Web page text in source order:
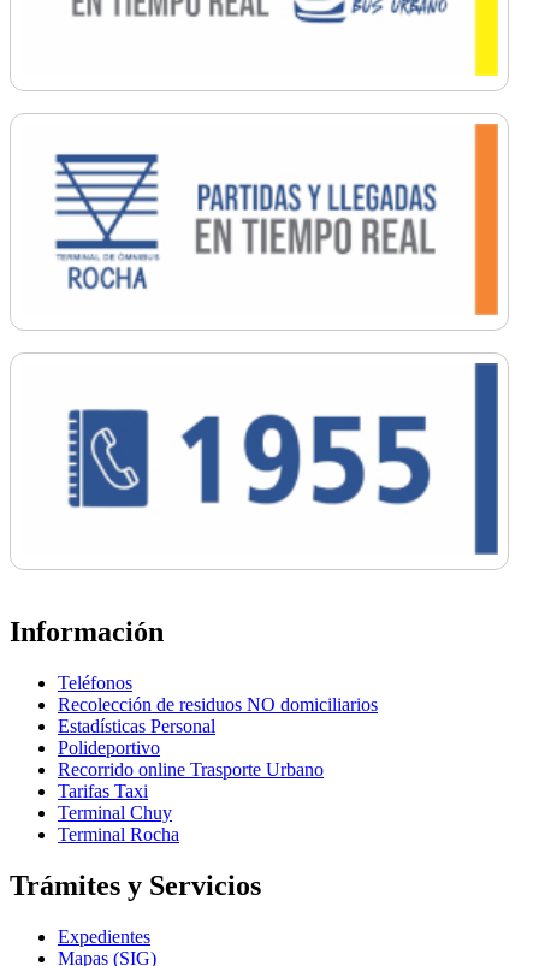
Secretaría General
Información
Teléfonos
Recolección de residuos NO domiciliarios
Estadísticas Personal
Polideportivo
Recorrido online Trasporte Urbano
Tarifas Taxi
Terminal Chuy
Terminal Rocha
Trámites y Servicios
Expedientes
Mapas (SIG)